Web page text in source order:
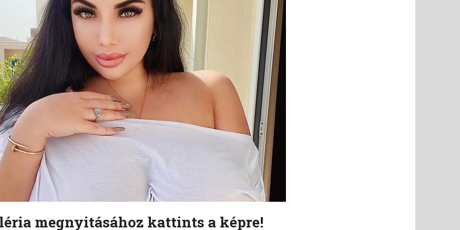
megnyitásához kattints a képre!